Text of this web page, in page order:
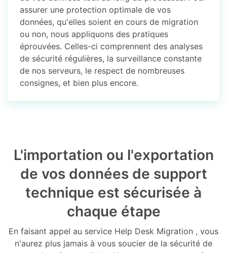
assurer une protection optimale de vos
données, qu'elles soient en cours de migration
ou non, nous appliquons des pratiques
éprouvées. Celles-ci comprennent des analyses
de sécurité régulières, la surveillance constante
de nos serveurs, le respect de nombreuses
consignes, et bien plus encore.
L'importation ou l'exportation
de vos données de support
technique est sécurisée à
chaque étape
En faisant appel au service Help Desk Migration , vous
n'aurez plus jamais à vous soucier de la sécurité de